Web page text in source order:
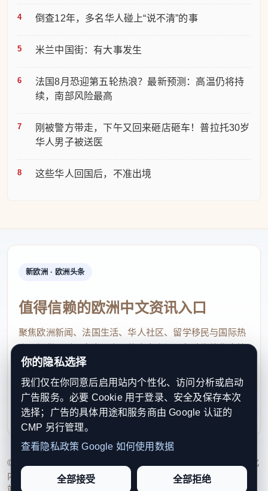
倒查12年，多名华人碰上“说不清”的事
米兰中国街：有大事发生
法国8月恐迎第五轮热浪？最新预测：高温仍将持
续，南部风险最高
刚被警方带走，下午又回来砸店砸车！普拉托30岁
华人男子被送医
这些华人回国后，不准出境
新欧洲 · 欧洲头条
值得信赖的欧洲中文资讯入口
聚焦欧洲新闻、法国生活、华人社区、留学移民与国际热
点，提供及时、真实、实用的中文资讯，帮助海外华人快
速了解欧洲动态。
contact@xinouzhou.com
服务支持、版权与合作：工作日优先处理站务、投稿与权
利通知
© 2026 新欧洲·欧洲头条. All Rights Reserved. 本网站持续优化
内容透明度、联系方式与用户权利说明，以提升品牌信任感和
你的隐私选择
我们仅在你同意后启用站内个性化、访问分析或启动
广告服务。必要 Cookie 用于登录、安全及保存本次
选择；广告的具体用途和服务商由 Google 认证的
CMP 另行管理。
查看隐私政策 Google 如何使用数据
全部接受 全部拒绝